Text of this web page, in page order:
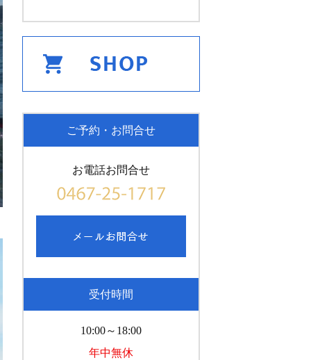
ご予約・お問合せ
お電話お問合せ
受付時間
10:00～18:00
年中無休